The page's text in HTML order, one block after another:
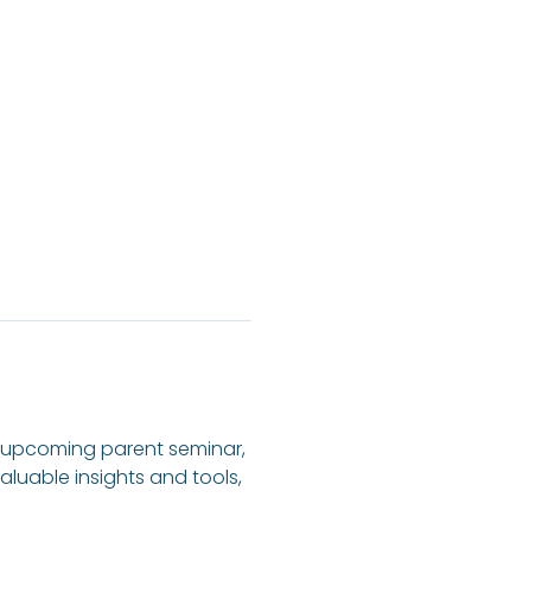
parent seminar,
insights and tools,